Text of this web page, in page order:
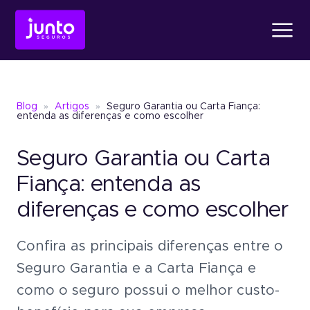
Conheça oFiança
Conheça o Seguro
Um jeito simples de
garantia sem bloquear
Produtos
Conheça oFiança Locatícia
Conheça o Seguro Garantia
Seguro GarantiaJudicial
Um jeito simples de oferecer garantia
Atendimento
Sobre a Junto
Blog
Blog » Artigos »
Seguro Garantia ou Carta Fiança:
entenda as diferenças e como escolher
Seguro Garantia ou Carta
Fiança: entenda as
diferenças e como escolher
Confira as principais diferenças entre o
Seguro Garantia e a Carta Fiança e
como o seguro possui o melhor custo-